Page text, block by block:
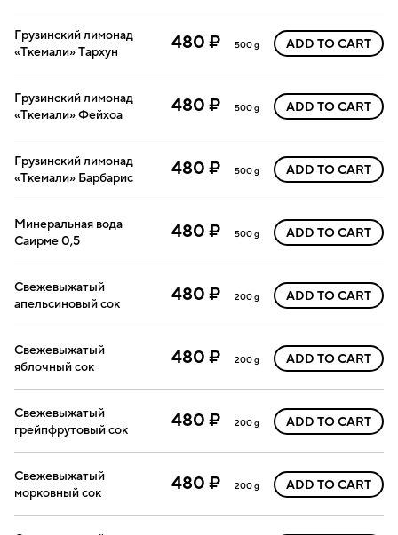
Грузинский лимонад
«Ткемали» Тархун
480 ₽ 500 g ADD TO CART
Грузинский лимонад
«Ткемали» Фейхоа
480 ₽ 500 g ADD TO CART
Грузинский лимонад
«Ткемали» Барбарис
480 ₽ 500 g ADD TO CART
Минеральная вода
Саирме 0,5
480 ₽ 500 g ADD TO CART
Свежевыжатый
апельсиновый сок
480 ₽ 200 g ADD TO CART
Свежевыжатый
яблочный сок
480 ₽ 200 g ADD TO CART
Свежевыжатый
грейпфрутовый сок
480 ₽ 200 g ADD TO CART
Свежевыжатый
морковный сок
480 ₽ 200 g ADD TO CART